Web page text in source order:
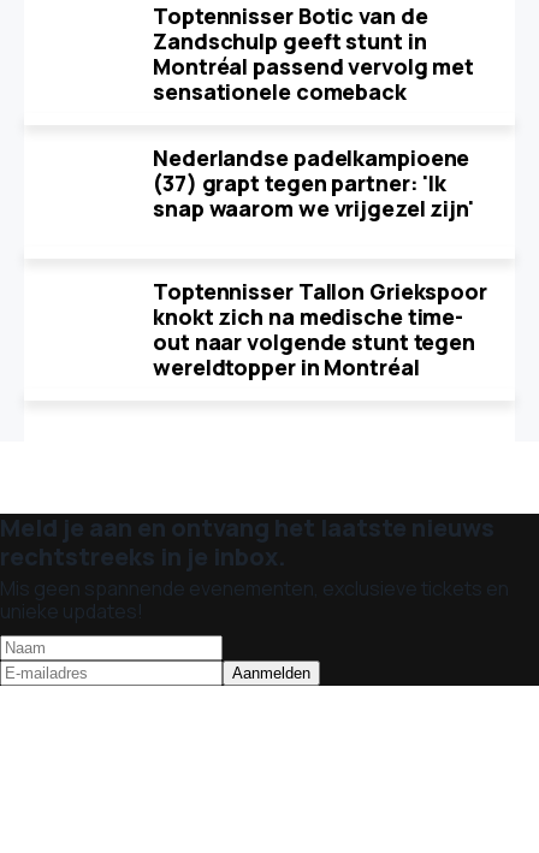
Toptennisser Botic van de
Zandschulp geeft stunt in
Montréal passend vervolg met
sensationele comeback
Nederlandse padelkampioene
(37) grapt tegen partner: 'Ik
snap waarom we vrijgezel zijn'
Toptennisser Tallon Griekspoor
knokt zich na medische time-
out naar volgende stunt tegen
wereldtopper in Montréal
Meld je aan en ontvang het laatste nieuws
rechtstreeks in je inbox.
Mis geen spannende evenementen, exclusieve tickets en
unieke updates!